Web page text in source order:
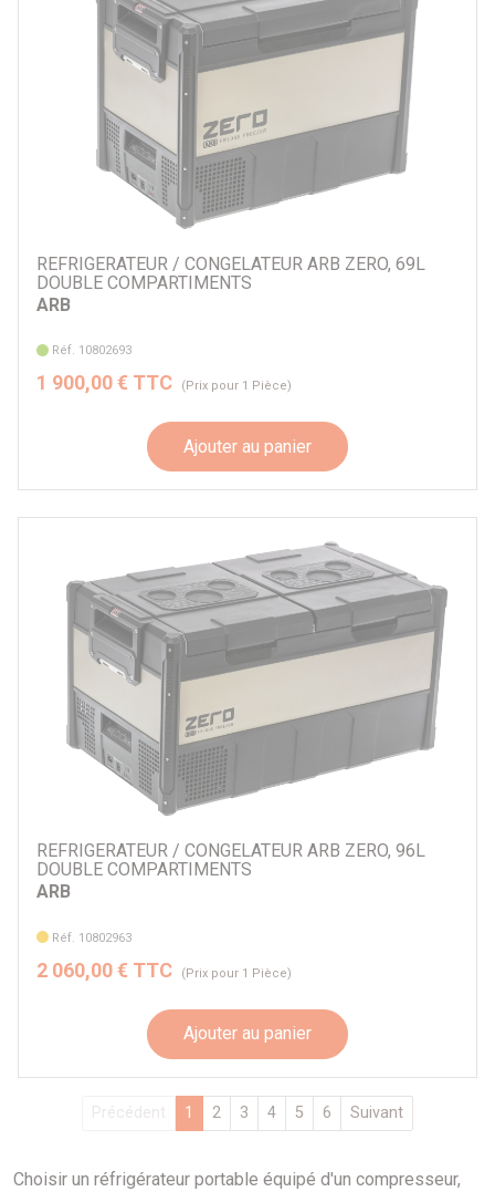
Choisir un réfrigérateur portable équipé d'un compresseur,
REFRIGERATEUR / CONGELATEUR ARB ZERO, 69L
DOUBLE COMPARTIMENTS
ARB
Réf. 10802693
1 900,00 € TTC (Prix pour 1 Pièce)
Ajouter au panier
REFRIGERATEUR / CONGELATEUR ARB ZERO, 96L
DOUBLE COMPARTIMENTS
ARB
Réf. 10802963
2 060,00 € TTC (Prix pour 1 Pièce)
Ajouter au panier
Précédent 1 2 3 4 5 6 Suivant